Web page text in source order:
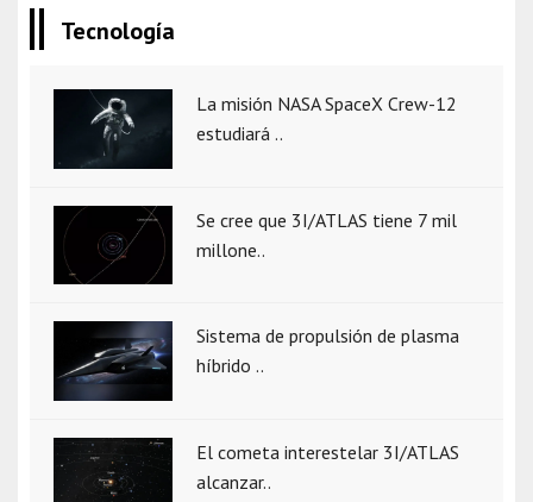
Tecnología
La misión NASA SpaceX Crew-12
estudiará ..
Se cree que 3I/ATLAS tiene 7 mil
millone..
Sistema de propulsión de plasma
híbrido ..
El cometa interestelar 3I/ATLAS
alcanzar..